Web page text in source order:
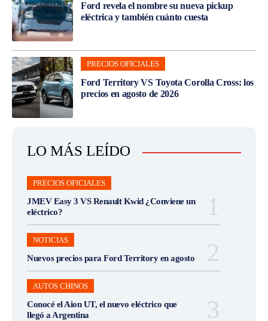
Ford revela el nombre su nueva pickup
eléctrica y también cuánto cuesta
PRECIOS OFICIALES
Ford Territory VS Toyota Corolla Cross: los
precios en agosto de 2026
LO MÁS LEÍDO
PRECIOS OFICIALES
JMEV Easy 3 VS Renault Kwid ¿Conviene un
eléctrico?
NOTICIAS
Nuevos precios para Ford Territory en agosto
AUTOS CHINOS
Conocé el Aion UT, el nuevo eléctrico que
llegó a Argentina